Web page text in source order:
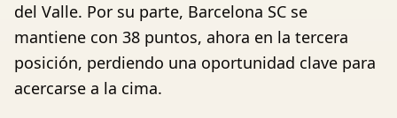
del Valle. Por su parte, Barcelona SC se
mantiene con 38 puntos, ahora en la tercera
posición, perdiendo una oportunidad clave para
acercarse a la cima.